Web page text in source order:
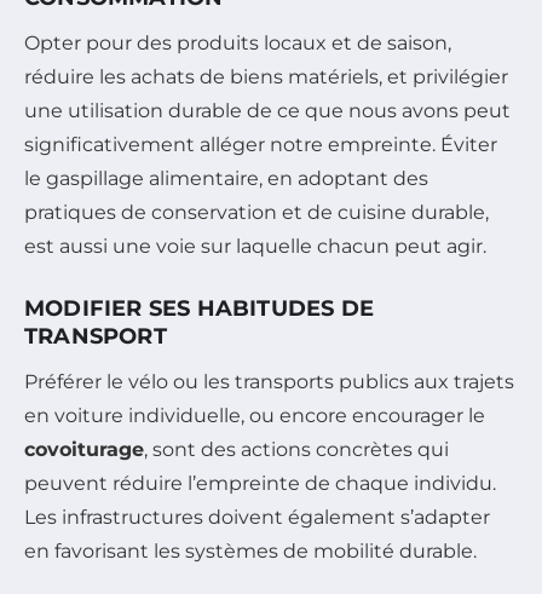
Opter pour des produits locaux et de saison,
réduire les achats de biens matériels, et privilégier
une utilisation durable de ce que nous avons peut
significativement alléger notre empreinte. Éviter
le gaspillage alimentaire, en adoptant des
pratiques de conservation et de cuisine durable,
est aussi une voie sur laquelle chacun peut agir.
MODIFIER SES HABITUDES DE
TRANSPORT
Préférer le vélo ou les transports publics aux trajets
en voiture individuelle, ou encore encourager le
covoiturage, sont des actions concrètes qui
peuvent réduire l’empreinte de chaque individu.
Les infrastructures doivent également s’adapter
en favorisant les systèmes de mobilité durable.